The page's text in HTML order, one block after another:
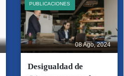
08 Ago, 2024
PUBLICACIONES
Desigualdad de